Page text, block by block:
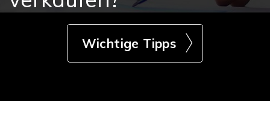
Wichtige Tipps